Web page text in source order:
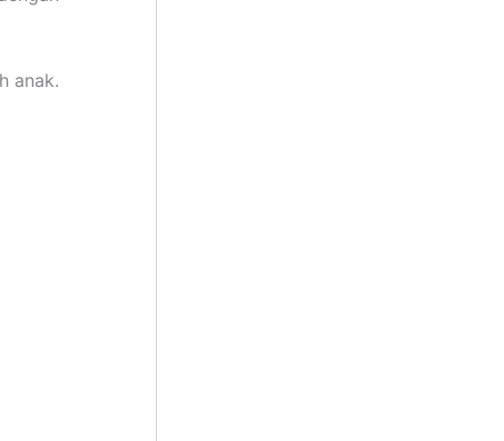
anak.